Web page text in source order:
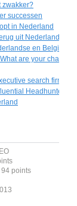
zwakker?
successen
in Nederland
uit Nederland
en Belgische
are your chances
search firms?
Headhunters
points